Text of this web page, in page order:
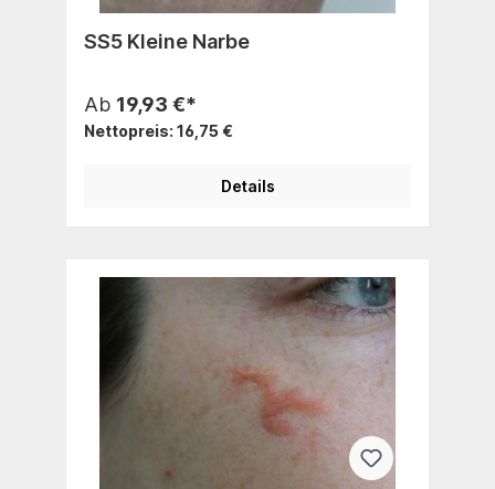
SS5 Kleine Narbe
Ab 19,93 €*
Nettopreis: 16,75 €
Details